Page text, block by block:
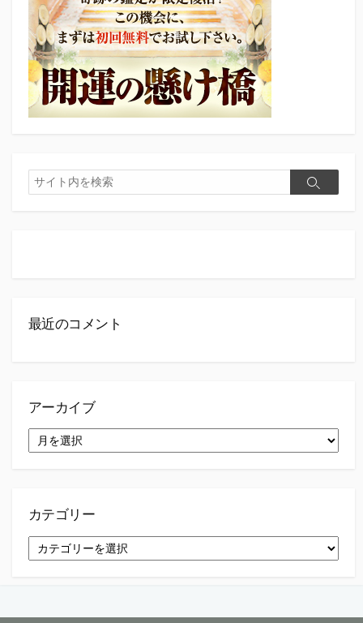
検
索
検
最近のコメント
アーカイブ
ー
カテゴリー
テ